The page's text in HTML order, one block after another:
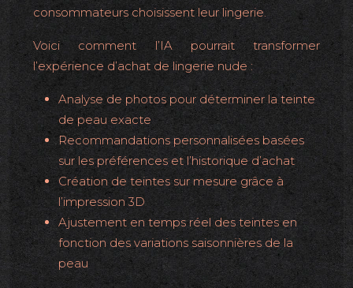
consommateurs choisissent leur lingerie.
Voici comment l’IA pourrait transformer
l’expérience d’achat de lingerie nude :
Analyse de photos pour déterminer la teinte
de peau exacte
Recommandations personnalisées basées
sur les préférences et l’historique d’achat
Création de teintes sur mesure grâce à
l’impression 3D
Ajustement en temps réel des teintes en
fonction des variations saisonnières de la
peau